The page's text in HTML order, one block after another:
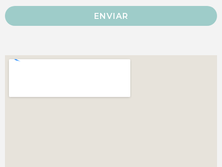
ENVIAR